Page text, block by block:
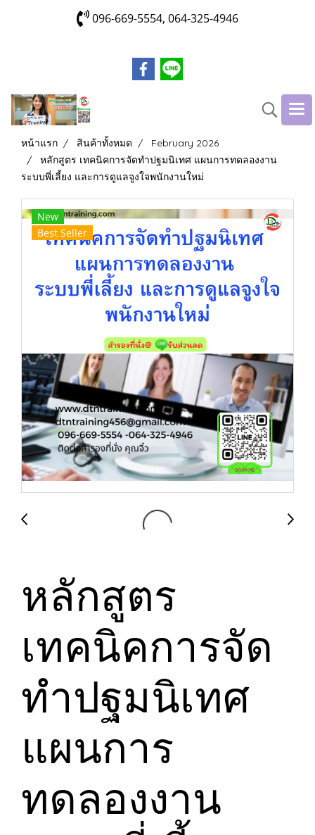
096-669-5554, 064-325-4946
หน้าแรก สินค้าทั้งหมด
February 2026
หลักสูตร เทคนิคการจัดทำปฐมนิเทศ แผนการทดลองงาน
ระบบพี่เลี้ยง และการดูแลจูงใจพนักงานใหม่
New
Best Seller
หลักสูตร
เทคนิคการจัด
ทำปฐมนิเทศ
แผนการ
ทดลองงาน